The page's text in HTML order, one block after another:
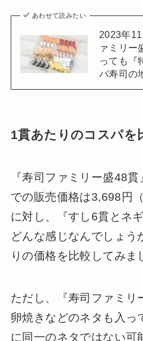
あわせて読みたい
2023年
ァミリー
っても『
パ寿司の
1貫あたりのコスパを
『寿司ファミリー盛48
での販売価格は3,698円
に対し、『すし6貫とネ
どんな感じなんでしょう
りの価格を比較してみま
ただし、『寿司ファミリ
卵焼きなどのネタも入っ
に同一のネタではない可